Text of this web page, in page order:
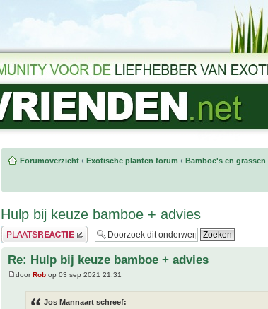
Forumoverzicht ‹ Exotische planten forum ‹ Bamboe's en grassen
Hulp bij keuze bamboe + advies
Plaats een reactie
Re: Hulp bij keuze bamboe + advies
doorRob op 03 sep 2021 21:31
Jos Mannaart schreef: